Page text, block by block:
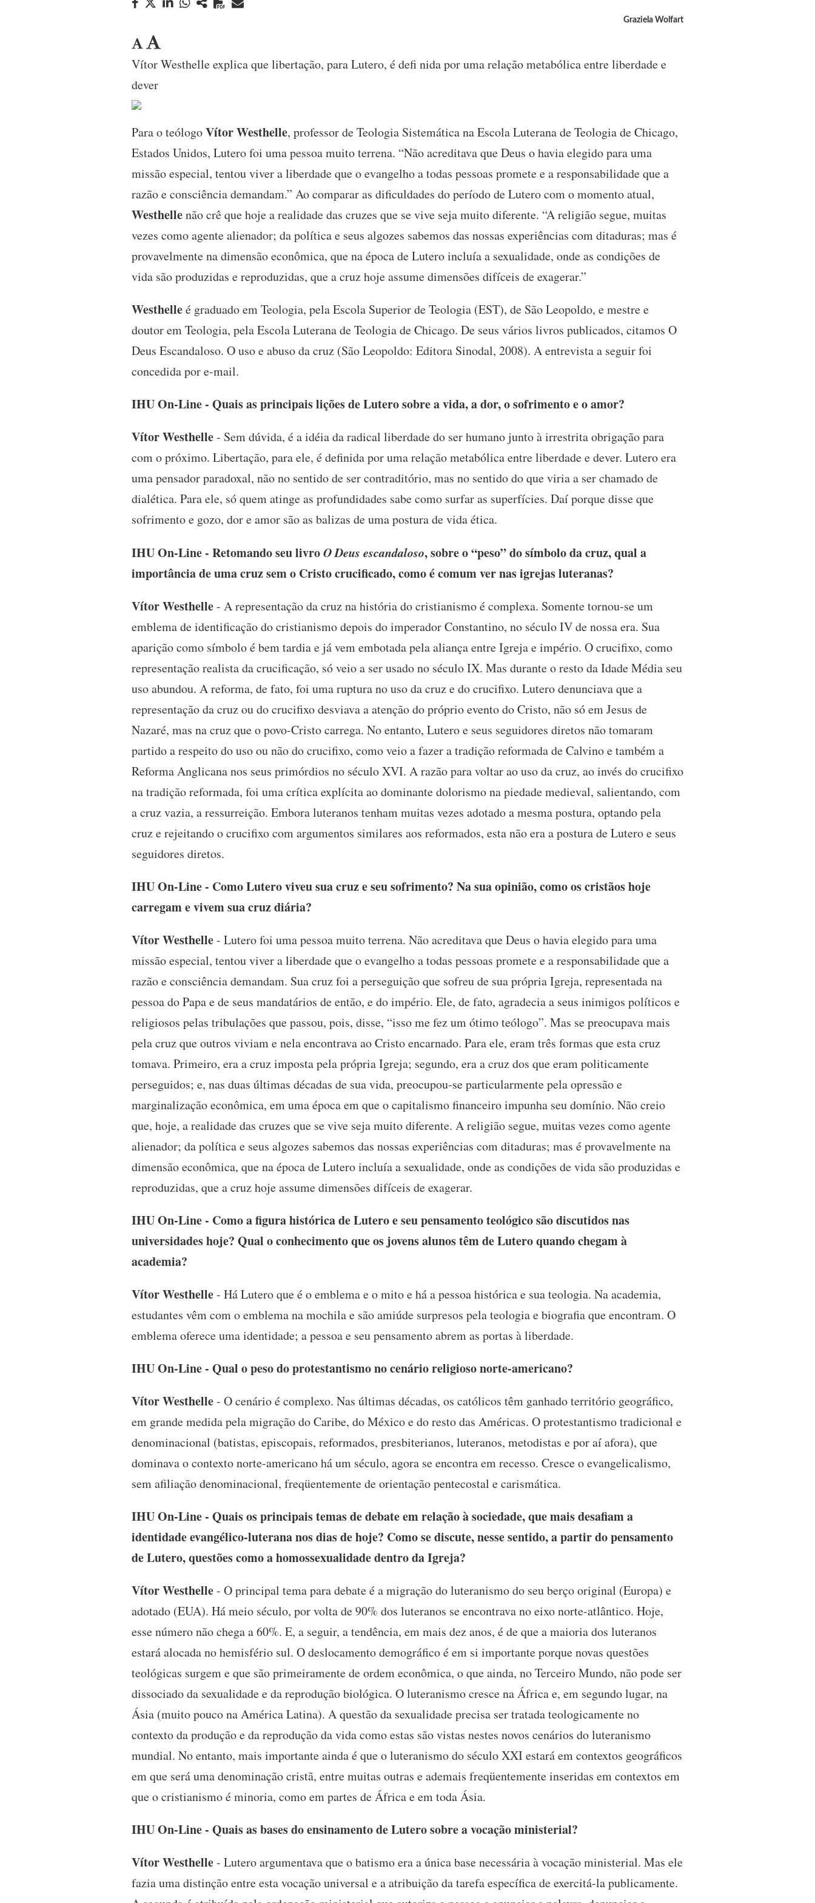
Graziela Wolfart
Vítor Westhelle explica que libertação, para Lutero, é defi nida por uma relação metabólica entre liberdade e
dever
Para o teólogoVítor Westhelle, professor de Teologia Sistemática na Escola Luterana de Teologia de Chicago,
Estados Unidos, Lutero foi uma pessoa muito terrena. “Não acreditava que Deus o havia elegido para uma
missão especial, tentou viver a liberdade que o evangelho a todas pessoas promete e a responsabilidade que a
razão e consciência demandam.” Ao comparar as dificuldades do período de Lutero com o momento atual,
Westhellenão crê que hoje a realidade das cruzes que se vive seja muito diferente. “A religião segue, muitas
vezes como agente alienador; da política e seus algozes sabemos das nossas experiências com ditaduras; mas é
provavelmente na dimensão econômica, que na época de Lutero incluía a sexualidade, onde as condições de
vida são produzidas e reproduzidas, que a cruz hoje assume dimensões difíceis de exagerar.”
Westhelleé graduado em Teologia, pela Escola Superior de Teologia (EST), de São Leopoldo, e mestre e
doutor em Teologia, pela Escola Luterana de Teologia de Chicago. De seus vários livros publicados, citamos O
Deus Escandaloso. O uso e abuso da cruz (São Leopoldo: Editora Sinodal, 2008). A entrevista a seguir foi
concedida por e-mail.
IHU On-Line - Quais as principais lições de Lutero sobre a vida, a dor, o sofrimento e o amor?
Vítor Westhelle- Sem dúvida, é a idéia da radical liberdade do ser humano junto à irrestrita obrigação para
com o próximo. Libertação, para ele, é definida por uma relação metabólica entre liberdade e dever. Lutero era
uma pensador paradoxal, não no sentido de ser contraditório, mas no sentido do que viria a ser chamado de
dialética. Para ele, só quem atinge as profundidades sabe como surfar as superfícies. Daí porque disse que
sofrimento e gozo, dor e amor são as balizas de uma postura de vida ética.
IHU On-Line - Retomando seu livroO Deus escandaloso, sobre o “peso” do símbolo da cruz, qual a
importância de uma cruz sem o Cristo crucificado, como é comum ver nas igrejas luteranas?
Vítor Westhelle- A representação da cruz na história do cristianismo é complexa. Somente tornou-se um
emblema de identificação do cristianismo depois do imperador Constantino, no século IV de nossa era. Sua
aparição como símbolo é bem tardia e já vem embotada pela aliança entre Igreja e império. O crucifixo, como
representação realista da crucificação, só veio a ser usado no século IX. Mas durante o resto da Idade Média seu
uso abundou. A reforma, de fato, foi uma ruptura no uso da cruz e do crucifixo. Lutero denunciava que a
representação da cruz ou do crucifixo desviava a atenção do próprio evento do Cristo, não só em Jesus de
Nazaré, mas na cruz que o povo-Cristo carrega. No entanto, Lutero e seus seguidores diretos não tomaram
partido a respeito do uso ou não do crucifixo, como veio a fazer a tradição reformada de Calvino e também a
Reforma Anglicana nos seus primórdios no século XVI. A razão para voltar ao uso da cruz, ao invés do crucifixo
na tradição reformada, foi uma crítica explícita ao dominante dolorismo na piedade medieval, salientando, com
a cruz vazia, a ressurreição. Embora luteranos tenham muitas vezes adotado a mesma postura, optando pela
cruz e rejeitando o crucifixo com argumentos similares aos reformados, esta não era a postura de Lutero e seus
seguidores diretos.
IHU On-Line - Como Lutero viveu sua cruz e seu sofrimento? Na sua opinião, como os cristãos hoje
carregam e vivem sua cruz diária?
Vítor Westhelle- Lutero foi uma pessoa muito terrena. Não acreditava que Deus o havia elegido para uma
missão especial, tentou viver a liberdade que o evangelho a todas pessoas promete e a responsabilidade que a
razão e consciência demandam. Sua cruz foi a perseguição que sofreu de sua própria Igreja, representada na
pessoa do Papa e de seus mandatários de então, e do império. Ele, de fato, agradecia a seus inimigos políticos e
religiosos pelas tribulações que passou, pois, disse, “isso me fez um ótimo teólogo”. Mas se preocupava mais
pela cruz que outros viviam e nela encontrava ao Cristo encarnado. Para ele, eram três formas que esta cruz
tomava. Primeiro, era a cruz imposta pela própria Igreja; segundo, era a cruz dos que eram politicamente
perseguidos; e, nas duas últimas décadas de sua vida, preocupou-se particularmente pela opressão e
marginalização econômica, em uma época em que o capitalismo financeiro impunha seu domínio. Não creio
que, hoje, a realidade das cruzes que se vive seja muito diferente. A religião segue, muitas vezes como agente
alienador; da política e seus algozes sabemos das nossas experiências com ditaduras; mas é provavelmente na
dimensão econômica, que na época de Lutero incluía a sexualidade, onde as condições de vida são produzidas e
reproduzidas, que a cruz hoje assume dimensões difíceis de exagerar.
IHU On-Line - Como a figura histórica de Lutero e seu pensamento teológico são discutidos nas
universidades hoje? Qual o conhecimento que os jovens alunos têm de Lutero quando chegam à
academia?
Vítor Westhelle- Há Lutero que é o emblema e o mito e há a pessoa histórica e sua teologia. Na academia,
estudantes vêm com o emblema na mochila e são amiúde surpresos pela teologia e biografia que encontram. O
emblema oferece uma identidade; a pessoa e seu pensamento abrem as portas à liberdade.
IHU On-Line - Qual o peso do protestantismo no cenário religioso norte-americano?
Vítor Westhelle- O cenário é complexo. Nas últimas décadas, os católicos têm ganhado território geográfico,
em grande medida pela migração do Caribe, do México e do resto das Américas. O protestantismo tradicional e
denominacional (batistas, episcopais, reformados, presbiterianos, luteranos, metodistas e por aí afora), que
dominava o contexto norte-americano há um século, agora se encontra em recesso. Cresce o evangelicalismo,
sem afiliação denominacional, freqüentemente de orientação pentecostal e carismática.
IHU On-Line - Quais os principais temas de debate em relação à sociedade, que mais desafiam a
identidade evangélico-luterana nos dias de hoje? Como se discute, nesse sentido, a partir do pensamento
de Lutero, questões como a homossexualidade dentro da Igreja?
Vítor Westhelle- O principal tema para debate é a migração do luteranismo do seu berço original (Europa) e
adotado (EUA). Há meio século, por volta de 90% dos luteranos se encontrava no eixo norte-atlântico. Hoje,
esse número não chega a 60%. E, a seguir, a tendência, em mais dez anos, é de que a maioria dos luteranos
estará alocada no hemisfério sul. O deslocamento demográfico é em si importante porque novas questões
teológicas surgem e que são primeiramente de ordem econômica, o que ainda, no Terceiro Mundo, não pode ser
dissociado da sexualidade e da reprodução biológica. O luteranismo cresce na África e, em segundo lugar, na
Ásia (muito pouco na América Latina). A questão da sexualidade precisa ser tratada teologicamente no
contexto da produção e da reprodução da vida como estas são vistas nestes novos cenários do luteranismo
mundial. No entanto, mais importante ainda é que o luteranismo do século XXI estará em contextos geográficos
em que será uma denominação cristã, entre muitas outras e ademais freqüentemente inseridas em contextos em
que o cristianismo é minoria, como em partes de África e em toda Ásia.
IHU On-Line - Quais as bases do ensinamento de Lutero sobre a vocação ministerial?
Vítor Westhelle- Lutero argumentava que o batismo era a única base necessária à vocação ministerial. Mas ele
fazia uma distinção entre esta vocação universal e a atribuição da tarefa específica de exercitá-la publicamente.